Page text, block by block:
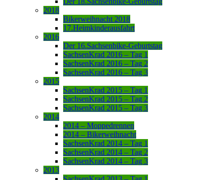
2018
Bikerweihnacht 2018
17.Heimkinderausfahrt
2016
Der 16.Sachsenbike-Geburtstag
SachsenKrad 2016 – Tag 1
SachsenKrad 2016 – Tag 2
SachsenKrad 2016 – Tag 3
2015
SachsenKrad 2015 – Tag 1
SachsenKrad 2015 – Tag 2
SachsenKrad 2015 – Tag 3
2014
2014 – Moppedrennen
2014 – Bikerweihnacht
SachsenKrad 2014 – Tag 1
SachsenKrad 2014 – Tag 2
SachsenKrad 2014 – Tag 3
2013